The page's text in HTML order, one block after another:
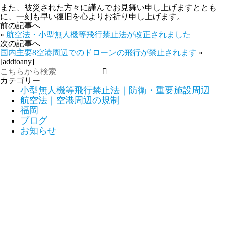
また、被災された方々に謹んでお見舞い申し上げますととも
に、一刻も早い復旧を心よりお祈り申し上げます。
前の記事へ
« 航空法・小型無人機等飛行禁止法が改正されました
次の記事へ
国内主要8空港周辺でのドローンの飛行が禁止されます »
[addtoany]
カテゴリー
小型無人機等飛行禁止法｜防衛・重要施設周辺
航空法｜空港周辺の規制
福岡
ブログ
お知らせ